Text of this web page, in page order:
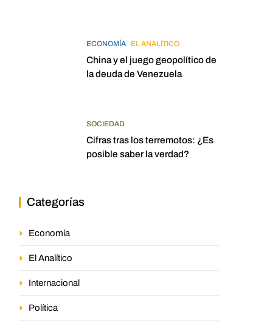
ECONOMÍA EL ANALÍTICO
China y el juego geopolítico de
la deuda de Venezuela
SOCIEDAD
Cifras tras los terremotos: ¿Es
posible saber la verdad?
Categorías
Economía
El Analítico
Internacional
Política